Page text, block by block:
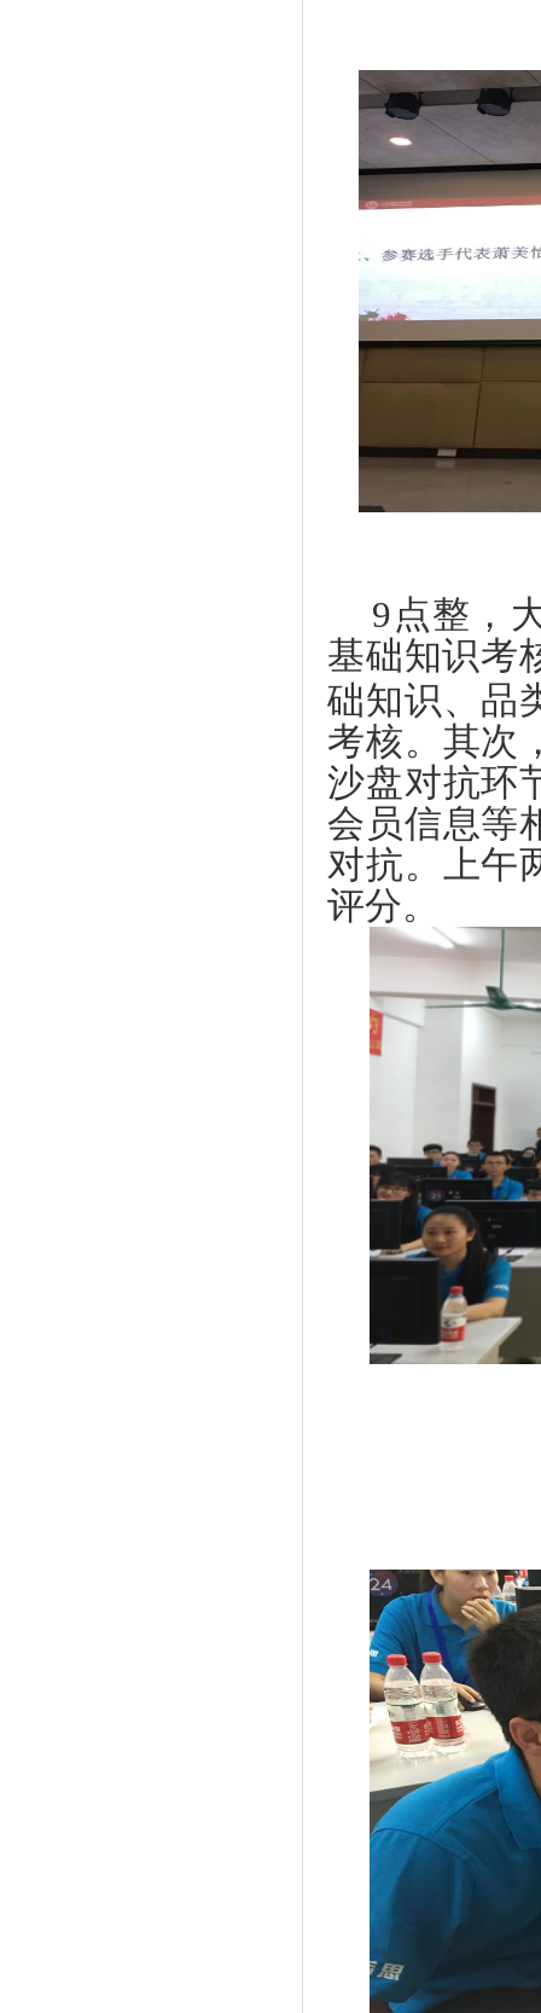
9 点整，
基础知识考
础知识、品
考核。其次
沙盘对抗环
会员信息等
对抗。上午
评分。